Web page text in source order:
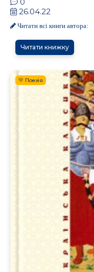
26.04.22
Читати всі книги автора:
Читати книжку
💛 Поезія